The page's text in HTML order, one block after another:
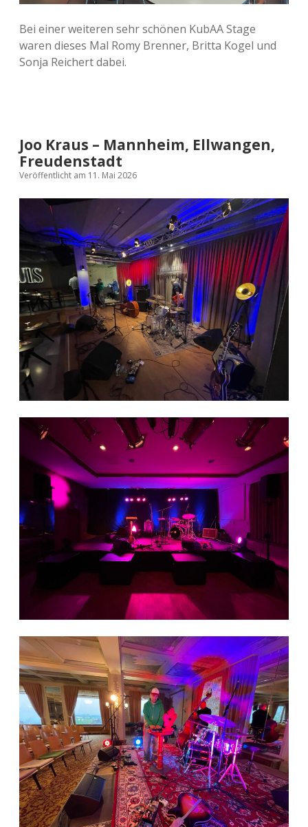
Bei einer weiteren sehr schönen KubAA Stage
waren dieses Mal Romy Brenner, Britta Kogel und
Sonja Reichert dabei.
Joo Kraus – Mannheim, Ellwangen,
Freudenstadt
Veröffentlicht am 11. Mai 2026